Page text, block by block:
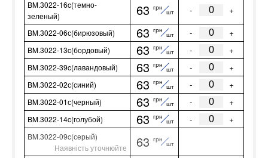
BM.3022-16c(темно-
зеленый)
63 грн
шт - +
BM.3022-06с(бирюзовый) 63 грн
шт - +
BM.3022-13c(бордовый) 63 грн
шт - +
BM.3022-39c(лавандовый) 63 грн
шт - +
BM.3022-02с(синий) 63 грн
шт - +
BM.3022-01с(черный) 63 грн
шт - +
BM.3022-14c(голубой) 63 грн
шт - +
BM.3022-09c(серый)
Наявність уточнюйте
63 грн
шт